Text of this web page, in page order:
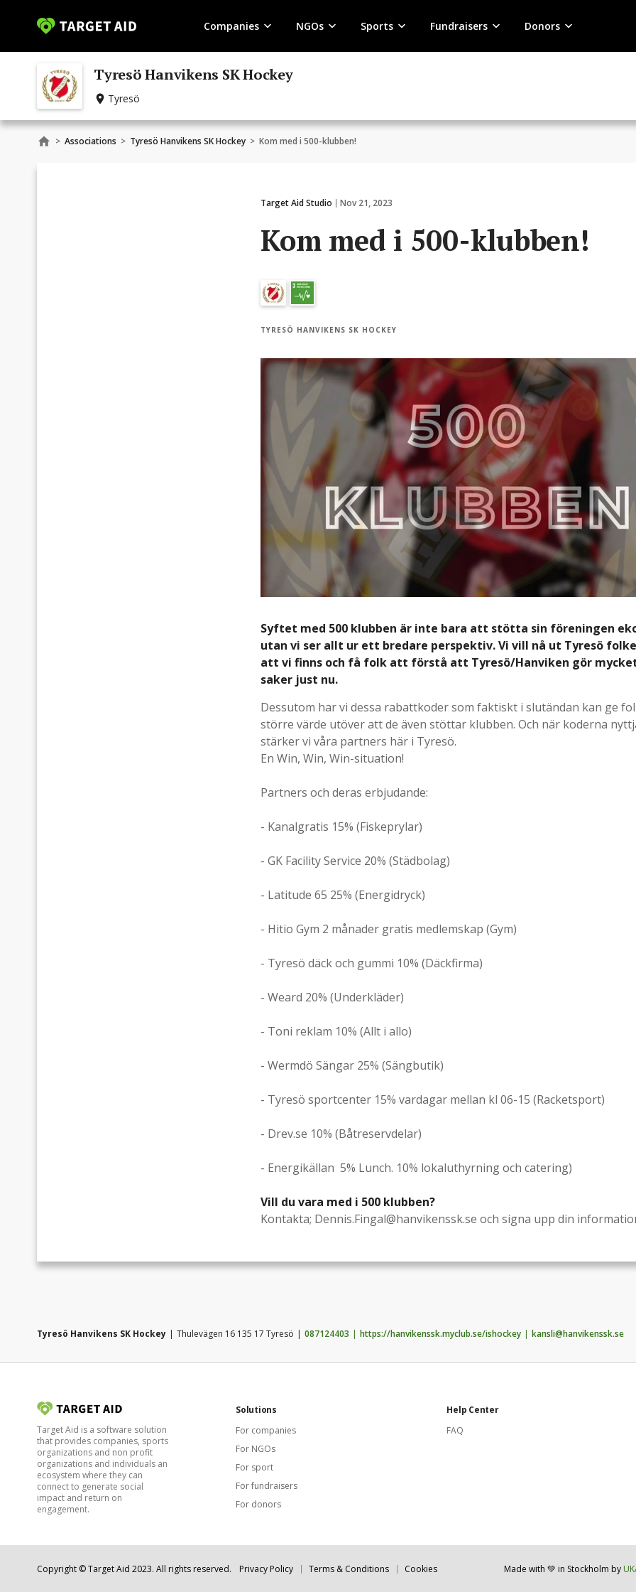
Companies NGOs Sports Fundraisers Donors
Tyresö Hanvikens SK Hockey
Tyresö
> Associations > Tyresö Hanvikens SK Hockey > Kom med i 500-klubben!
Target Aid Studio Nov 21, 2023
Kom med i 500-klubben!
TYRESÖ HANVIKENS SK HOCKEY
Syftet med 500 klubben är inte bara att stötta sin föreningen
utan vi ser allt ur ett bredare perspektiv. Vi vill nå ut Tyresö
att vi finns och få folk att förstå att Tyresö/Hanviken gör
saker just nu.
Dessutom har vi dessa rabattkoder som faktiskt i slutändan kan ge
större värde utöver att de även stöttar klubben. Och när koderna
stärker vi våra partners här i Tyresö.
En Win, Win, Win-situation!
Partners och deras erbjudande:
- Kanalgratis 15% (Fiskeprylar)
- GK Facility Service 20% (Städbolag)
- Latitude 65 25% (Energidryck)
- Hitio Gym 2 månader gratis medlemskap (Gym)
- Tyresö däck och gummi 10% (Däckfirma)
- Weard 20% (Underkläder)
- Toni reklam 10% (Allt i allo)
- Wermdö Sängar 25% (Sängbutik)
- Tyresö sportcenter 15% vardagar mellan kl 06-15 (Racketsport)
- Drev.se 10% (Båtreservdelar)
- Energikällan 5% Lunch. 10% lokaluthyrning och catering)
Vill du vara med i 500 klubben?
Kontakta; Dennis.Fingal@hanvikenssk.se och signa upp din
Tyresö Hanvikens SK Hockey Thulevägen 16 135 17 Tyresö 087124403 https://hanvikenssk.myclub.se/ishockey kansli@hanvikenssk.se
Target Aid is a software solution
that provides companies, sports
organizations and non profit
organizations and individuals an
ecosystem where they can
connect to generate social
impact and return on
engagement.
Solutions
For companies
For NGOs
For sport
For fundraisers
For donors
Help Center
FAQ
Copyright © Target Aid 2023. All rights reserved. Privacy Policy Terms & Conditions Cookies Made with 💚 in Stockholm by